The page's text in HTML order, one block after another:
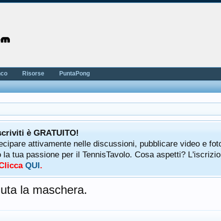
è GRATUITO!
attivamente nelle discussioni, pubblicare video e
tua passione per il TennisTavolo. Cosa aspetti?
QUI.
la maschera.
Risorse PuntaPong